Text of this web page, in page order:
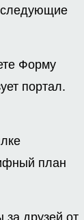
следующие
Форму
портал.
план